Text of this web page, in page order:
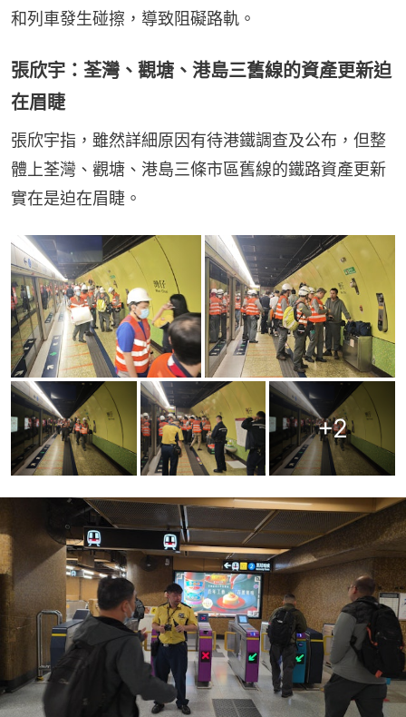
和列車發生碰擦，導致阻礙路軌。
張欣宇：荃灣、觀塘、港島三舊線的資產更新迫
在眉睫
張欣宇指，雖然詳細原因有待港鐵調查及公布，但整
體上荃灣、觀塘、港島三條市區舊線的鐵路資產更新
實在是迫在眉睫。
+2